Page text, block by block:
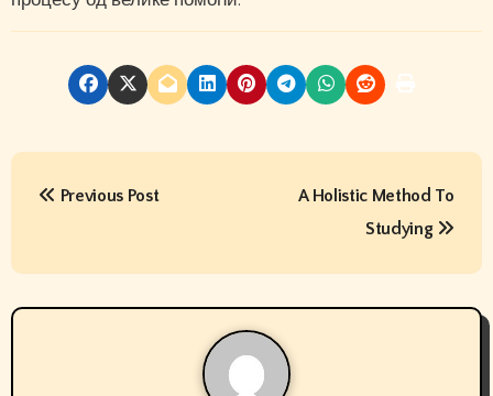
P
s
t
Previous Post
A Holistic Method To
Studying